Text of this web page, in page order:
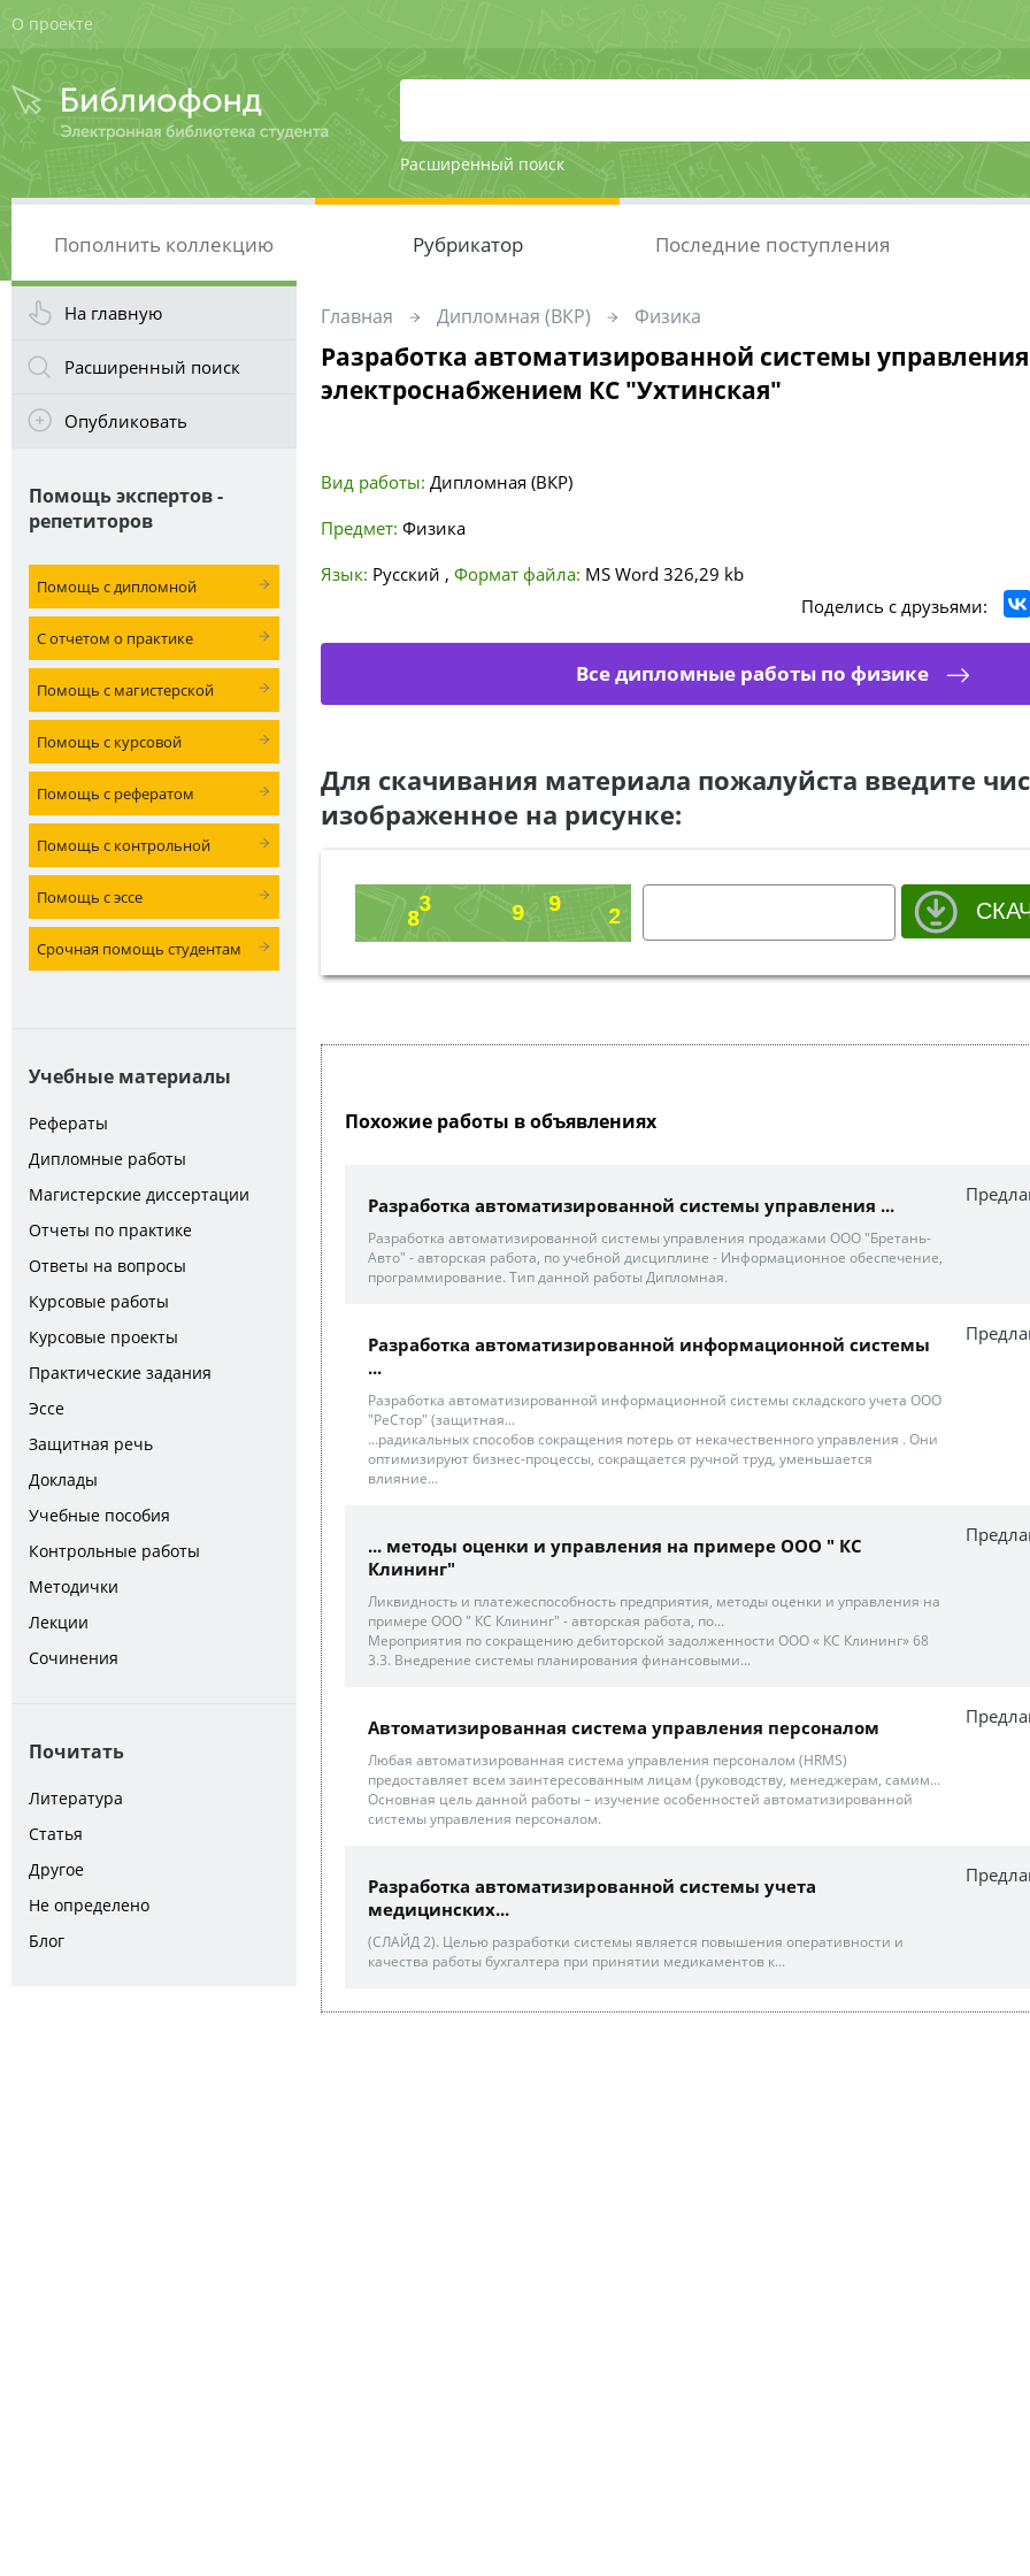
О проекте
Расширенный поиск
Пополнить коллекцию Рубрикатор Последние поступления
На главную
Расширенный поиск
Опубликовать
Помощь экспертов -
репетиторов
Помощь с дипломной
С отчетом о практике
Помощь с магистерской
Помощь с курсовой
Помощь с рефератом
Помощь с контрольной
Помощь с эссе
Срочная помощь студентам
Учебные материалы
Рефераты
Дипломные работы
Магистерские диссертации
Отчеты по практике
Ответы на вопросы
Курсовые работы
Курсовые проекты
Практические задания
Эссе
Защитная речь
Доклады
Учебные пособия
Контрольные работы
Методички
Лекции
Сочинения
Почитать
Литература
Статья
Другое
Не определено
Блог
Главная Дипломная (ВКР) Физика
Разработка автоматизированной системы управления
электроснабжением КС "Ухтинская"
Вид работы: Дипломная (ВКР)
Предмет: Физика
Язык: Русский , Формат файла: MS Word 326,29 kb
Поделись с друзьями:
Все дипломные работы по физике
Для скачивания материала пожалуйста введите
изображенное на рисунке:
Похожие работы в объявлениях
Разработка автоматизированной системы управления ...
Разработка автоматизированной системы управления продажами ООО "Бретань-
Авто" - авторская работа, по учебной дисциплине - Информационное обеспечение,
программирование. Тип данной работы Дипломная.
Разработка автоматизированной информационной системы
...
Разработка автоматизированной информационной системы складского учета ООО
"РеСтор" (защитная...
...радикальных способов сокращения потерь от некачественного управления . Они
оптимизируют бизнес-процессы, сокращается ручной труд, уменьшается
влияние...
... методы оценки и управления на примере ООО " КС
Клининг"
Ликвидность и платежеспособность предприятия, методы оценки и управления на
примере ООО " КС Клининг" - авторская работа, по...
Мероприятия по сокращению дебиторской задолженности ООО « КС Клининг» 68
3.3. Внедрение системы планирования финансовыми...
Автоматизированная система управления персоналом
Любая автоматизированная система управления персоналом (HRMS)
предоставляет всем заинтересованным лицам (руководству, менеджерам, самим...
Основная цель данной работы – изучение особенностей автоматизированной
системы управления персоналом.
Разработка автоматизированной системы учета
медицинских...
(СЛАЙД 2). Целью разработки системы является повышения оперативности и
качества работы бухгалтера при принятии медикаментов к...